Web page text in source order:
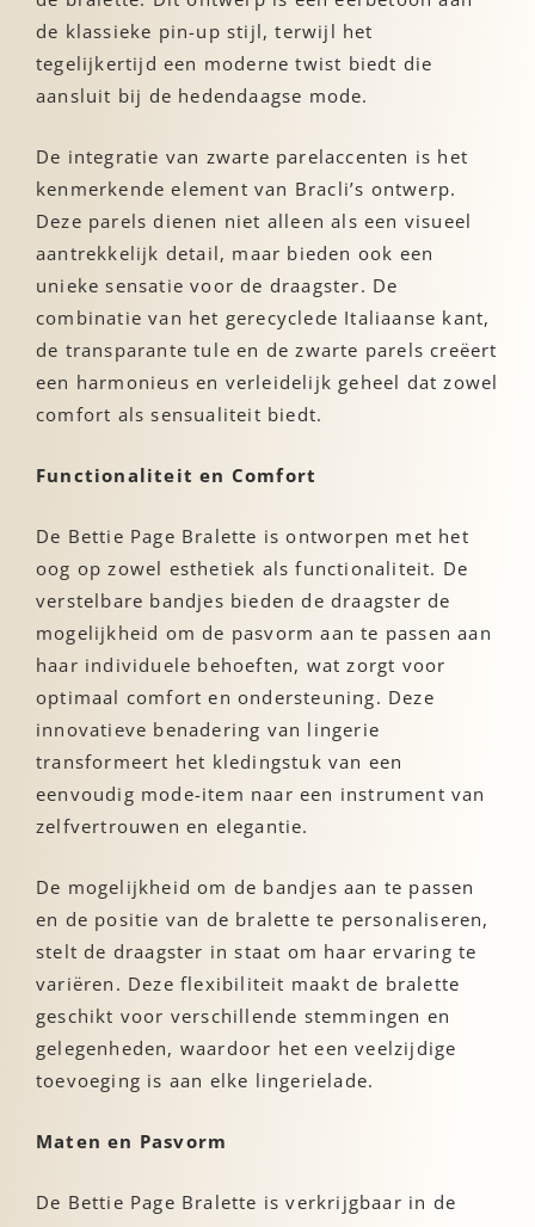
de klassieke pin-up stijl, terwijl het
tegelijkertijd een moderne twist biedt die
aansluit bij de hedendaagse mode.
De integratie van zwarte parelaccenten is het
kenmerkende element van Bracli’s ontwerp.
Deze parels dienen niet alleen als een visueel
aantrekkelijk detail, maar bieden ook een
unieke sensatie voor de draagster. De
combinatie van het gerecyclede Italiaanse kant,
de transparante tule en de zwarte parels creëert
een harmonieus en verleidelijk geheel dat zowel
comfort als sensualiteit biedt.
Functionaliteit en Comfort
De Bettie Page Bralette is ontworpen met het
oog op zowel esthetiek als functionaliteit. De
verstelbare bandjes bieden de draagster de
mogelijkheid om de pasvorm aan te passen aan
haar individuele behoeften, wat zorgt voor
optimaal comfort en ondersteuning. Deze
innovatieve benadering van lingerie
transformeert het kledingstuk van een
eenvoudig mode-item naar een instrument van
zelfvertrouwen en elegantie.
De mogelijkheid om de bandjes aan te passen
en de positie van de bralette te personaliseren,
stelt de draagster in staat om haar ervaring te
variëren. Deze flexibiliteit maakt de bralette
geschikt voor verschillende stemmingen en
gelegenheden, waardoor het een veelzijdige
toevoeging is aan elke lingerielade.
Maten en Pasvorm
De Bettie Page Bralette is verkrijgbaar in de